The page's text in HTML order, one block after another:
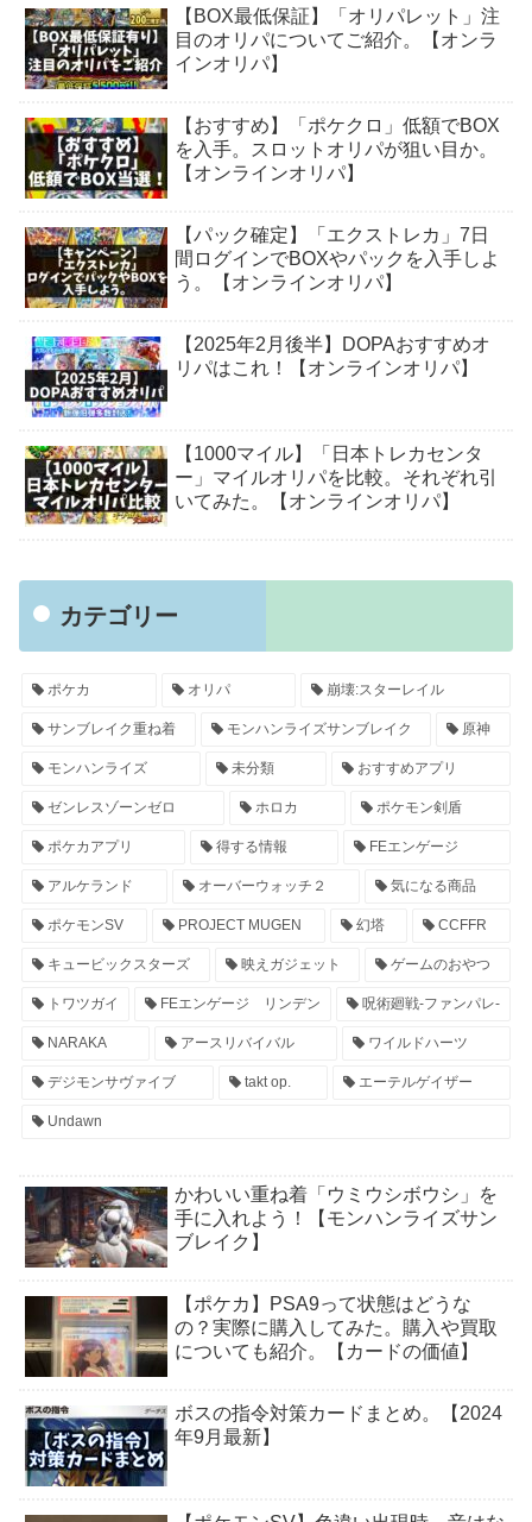
【BOX最低保証】「オリパレット」注
目のオリパについてご紹介。【オンラ
インオリパ】
【おすすめ】「ポケクロ」低額でBOX
を入手。スロットオリパが狙い目か。
【オンラインオリパ】
【パック確定】「エクストレカ」7日
間ログインでBOXやパックを入手しよ
う。【オンラインオリパ】
【2025年2月後半】DOPAおすすめオ
リパはこれ！【オンラインオリパ】
【1000マイル】「日本トレカセンタ
ー」マイルオリパを比較。それぞれ引
いてみた。【オンラインオリパ】
カテゴリー
ポケカ オリパ 崩壊:スターレイル
サンブレイク重ね着 モンハンライズサンブレイク 原神
モンハンライズ 未分類 おすすめアプリ
ゼンレスゾーンゼロ ホロカ ポケモン剣盾
ポケカアプリ 得する情報 FEエンゲージ
アルケランド オーバーウォッチ２ 気になる商品
ポケモンSV PROJECT MUGEN 幻塔 CCFFR
キュービックスターズ 映えガジェット ゲームのおやつ
トワツガイ FEエンゲージ リンデン 呪術廻戦-ファンパレ-
NARAKA アースリバイバル ワイルドハーツ
デジモンサヴァイブ takt op. エーテルゲイザー
Undawn
かわいい重ね着「ウミウシボウシ」を
手に入れよう！【モンハンライズサン
ブレイク】
【ポケカ】PSA9って状態はどうな
の？実際に購入してみた。購入や買取
についても紹介。【カードの価値】
ボスの指令対策カードまとめ。【2024
年9月最新】